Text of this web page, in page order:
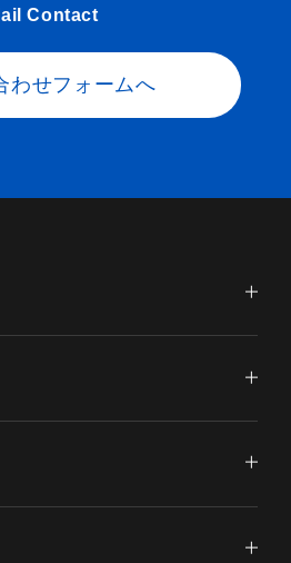
Contact
わせフォームへ